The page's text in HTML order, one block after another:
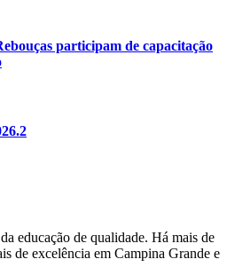
participam de capacitação
educação de qualidade. Há mais de
de excelência em Campina Grande e